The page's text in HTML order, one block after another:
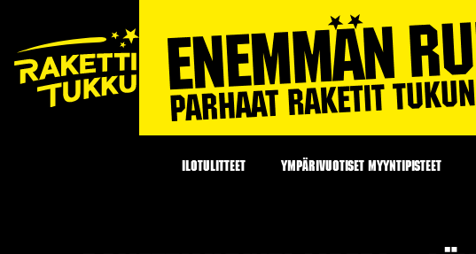
ILOTULITTEET YMPÄRIVUOTISET MYYNTIPISTEET